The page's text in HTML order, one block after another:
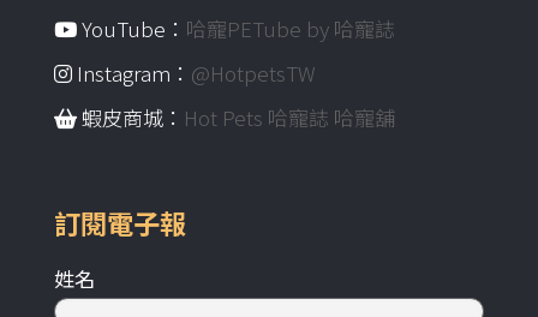
YouTube： 哈寵PETube by 哈寵誌
Instagram： @HotpetsTW
蝦皮商城： Hot Pets 哈寵誌 哈寵舖
訂閱電子報
姓名